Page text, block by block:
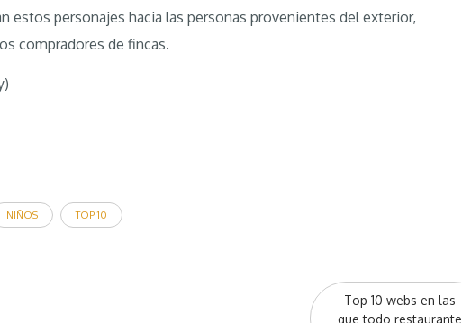
estos personajes hacia las personas provenientes del exterior,
compradores de fincas.
NIÑOS TOP 10
Top 10 webs en las
que todo restaurante